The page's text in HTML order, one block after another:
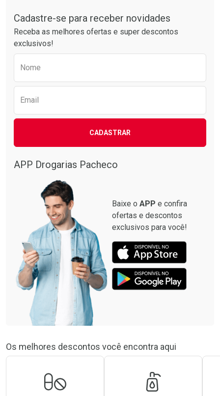
Laboratório
Por Menos
Cadastre-se para receber novidades
Receba as melhores ofertas e super descontos
exclusivos!
Nome
Email
CADASTRAR
APP Drogarias Pacheco
Baixe o APP e confira
ofertas e descontos
exclusivos para você!
Os melhores descontos você encontra aqui